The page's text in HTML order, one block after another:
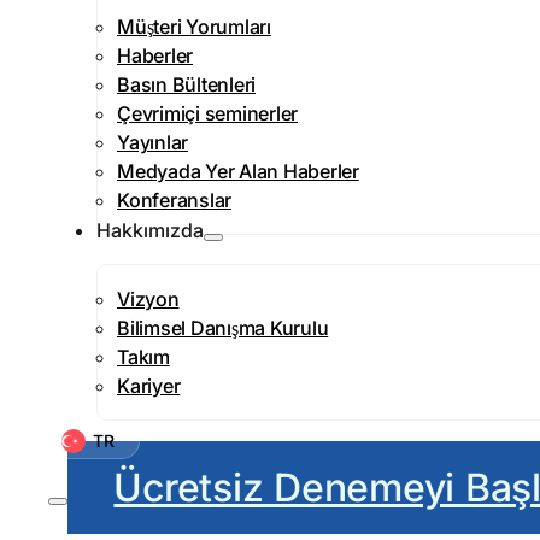
Müşteri Yorumları
Haberler
Basın Bültenleri
Çevrimiçi seminerler
Yayınlar
Medyada Yer Alan Haberler
Konferanslar
Hakkımızda
Vizyon
Bilimsel Danışma Kurulu
Takım
Kariyer
TR
Ücretsiz Denemeyi